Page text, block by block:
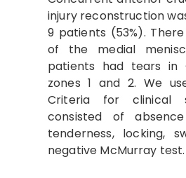
injury reconstruction
9 patients (53%).
of the medial
patients had tears in
zones 1 and 2. We
Criteria for clinical
consisted of
tenderness, locking,
negative McMurray test.